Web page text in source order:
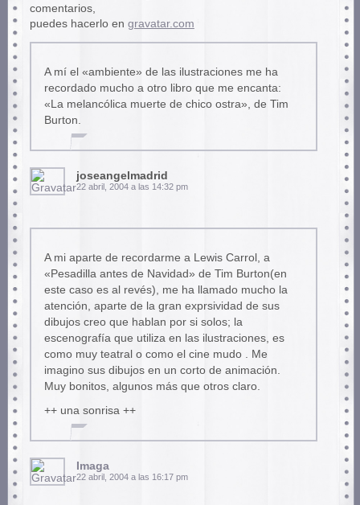
comentarios,
puedes hacerlo en gravatar.com
A mí el «ambiente» de las ilustraciones me ha
recordado mucho a otro libro que me encanta:
«La melancólica muerte de chico ostra», de Tim
Burton.
joseangelmadrid
22 abril, 2004 a las 14:32 pm
A mi aparte de recordarme a Lewis Carrol, a
«Pesadilla antes de Navidad» de Tim Burton(en
este caso es al revés), me ha llamado mucho la
atención, aparte de la gran exprsividad de sus
dibujos creo que hablan por si solos; la
escenografía que utiliza en las ilustraciones, es
como muy teatral o como el cine mudo . Me
imagino sus dibujos en un corto de animación.
Muy bonitos, algunos más que otros claro.
++ una sonrisa ++
Imaga
22 abril, 2004 a las 16:17 pm